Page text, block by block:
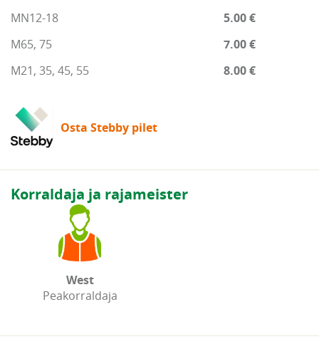
MN12-18
5.00 €
M65, 75
7.00 €
M21, 35, 45, 55
8.00 €
Osta Stebby pilet
Korraldaja ja rajameister
West
Peakorraldaja